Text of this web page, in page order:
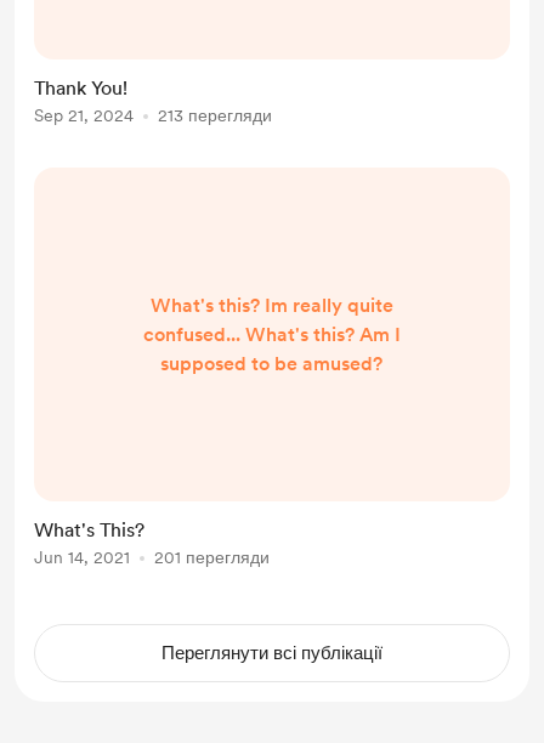
Thank You!
Sep 21, 2024 213 перегляди
What's this? Im really quite
confused... What's this? Am I
supposed to be amused?
What's This?
Jun 14, 2021 201 перегляди
Переглянути всі публікації